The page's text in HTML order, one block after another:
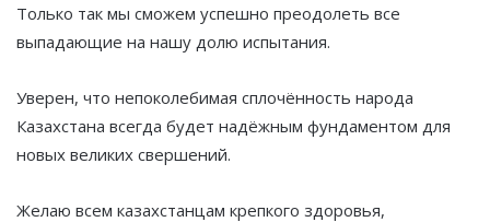
Только так мы сможем успешно преодолеть все
выпадающие на нашу долю испытания.
Уверен, что непоколебимая сплочённость народа
Казахстана всегда будет надёжным фундаментом для
новых великих свершений.
Желаю всем казахстанцам крепкого здоровья,